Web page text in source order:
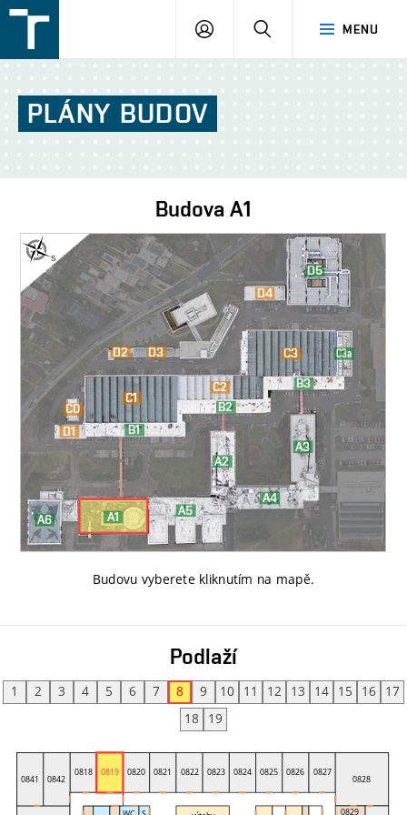
v
Brně
MENU
PŘIHLÁŠENÍ
PLÁNY BUDOV
Budova A1
Budovu vyberete kliknutím na mapě.
Podlaží
1 2 3 4 5 6 7 8 9 10 11 12 13 14 15 16
17
18
19